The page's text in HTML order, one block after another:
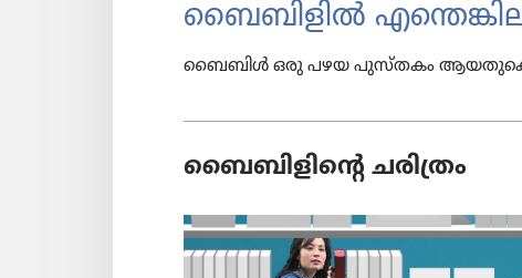
ബൈബി​ളിൽ
ബൈബിൾ ഒരു പഴയ പുസ്‌ത​കം ആയതു​കൊണ്ട്‌
ബൈബി​ളി​ന്റെ ചരിത്രം